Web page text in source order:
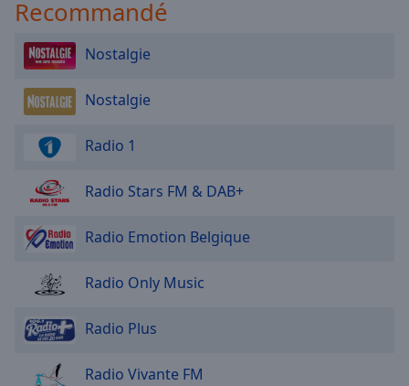
Recommandé
Nostalgie
Nostalgie
Radio 1
Radio Stars FM & DAB+
Radio Emotion Belgique
Radio Only Music
Radio Plus
Radio Vivante FM